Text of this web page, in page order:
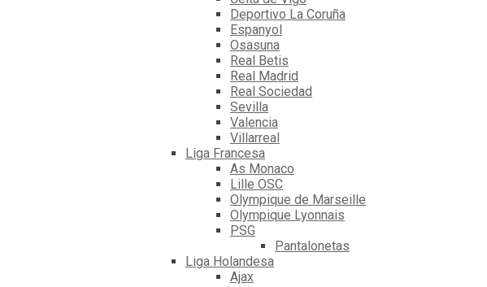
Deportivo La Coruña
Espanyol
Osasuna
Real Betis
Real Madrid
Real Sociedad
Sevilla
Valencia
Villarreal
Liga Francesa
As Monaco
Lille OSC
Olympique de Marseille
Olympique Lyonnais
PSG
Pantalonetas
Liga Holandesa
Ajax